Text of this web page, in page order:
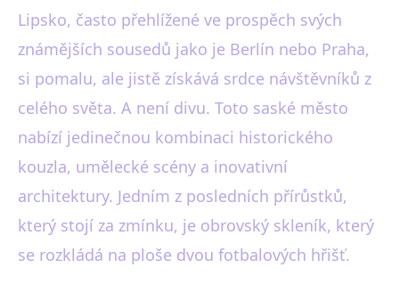
Skleník na Jednom Místě
2. 11. 2025· 3 min čtení · Autor: Anna Bílá
Lipsko, často přehlížené ve prospěch svých
známějších sousedů jako je Berlín nebo Praha,
si pomalu, ale jistě získává srdce návštěvníků z
celého světa. A není divu. Toto saské město
nabízí jedinečnou kombinaci historického
kouzla, umělecké scény a inovativní
architektury. Jedním z posledních přírůstků,
který stojí za zmínku, je obrovský skleník, který
se rozkládá na ploše dvou fotbalových hřišť.